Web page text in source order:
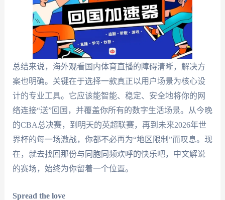
总结来说，海外观看国内体育直播的障碍清晰，解决方
案也明确。关键在于选择一款真正以用户场景为核心设
计的专业工具。它应该能智能、稳定、安全地将你的网
络连接“送”回国，并覆盖你所有的数字生活场景。从今晚
的CBA总决赛，到明天的英超联赛，再到未来2026年世
界杯的每一场激战，你都不必再为“地区限制”而叹息。现
在，就去找回那份与同胞同频欢呼的快乐吧，中文解说
的赛场，始终为你留着一个位置。
Spread the love